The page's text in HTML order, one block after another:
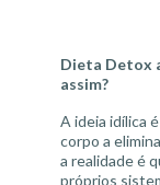
Dieta Detox
assim?
A ideia idílica
corpo a
a realidade é
próprios